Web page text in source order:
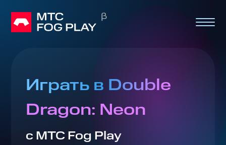
Играть в Double
Dragon: Neon
с МТС Fog Play